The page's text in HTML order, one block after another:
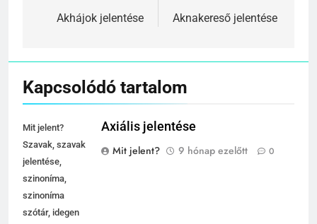
navigáció
Akhájok jelentése Aknakereső jelentése
Kapcsolódó tartalom
Mit jelent?
Szavak, szavak
jelentése,
szinoníma,
szinoníma
szótár, idegen
Axiális jelentése
Mit jelent?
9 hónap ezelőtt 0